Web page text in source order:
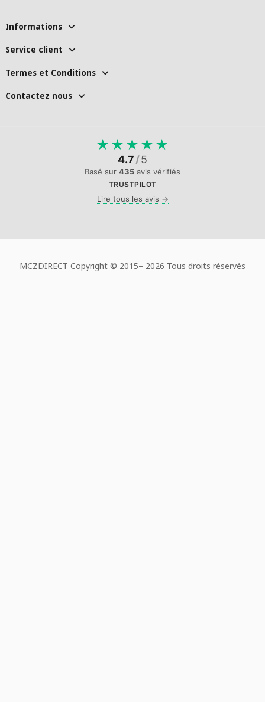
Informations
Service client
Termes et Conditions
Contactez nous
★ ★ ★ ★ ★
4.7/5
Basé sur 435 avis vérifiés
TRUSTPILOT
Lire tous les avis →
MCZDIRECT Copyright © 2015– 2026 Tous droits réservés